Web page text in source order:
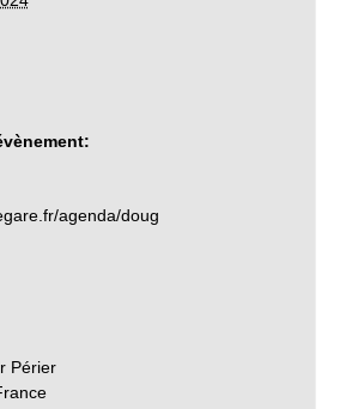
agenda/doug
Périer